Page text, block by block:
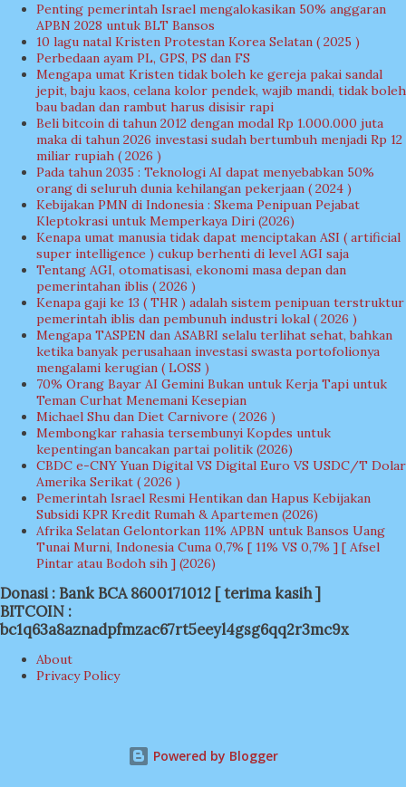
Penting pemerintah Israel mengalokasikan 50% anggaran
APBN 2028 untuk BLT Bansos
10 lagu natal Kristen Protestan Korea Selatan ( 2025 )
Perbedaan ayam PL, GPS, PS dan FS
Mengapa umat Kristen tidak boleh ke gereja pakai sandal
jepit, baju kaos, celana kolor pendek, wajib mandi, tidak boleh
bau badan dan rambut harus disisir rapi
Beli bitcoin di tahun 2012 dengan modal Rp 1.000.000 juta
maka di tahun 2026 investasi sudah bertumbuh menjadi Rp 12
miliar rupiah ( 2026 )
Pada tahun 2035 : Teknologi AI dapat menyebabkan 50%
orang di seluruh dunia kehilangan pekerjaan ( 2024 )
Kebijakan PMN di Indonesia : Skema Penipuan Pejabat
Kleptokrasi untuk Memperkaya Diri (2026)
Kenapa umat manusia tidak dapat menciptakan ASI ( artificial
super intelligence ) cukup berhenti di level AGI saja
Tentang AGI, otomatisasi, ekonomi masa depan dan
pemerintahan iblis ( 2026 )
Kenapa gaji ke 13 ( THR ) adalah sistem penipuan terstruktur
pemerintah iblis dan pembunuh industri lokal ( 2026 )
Mengapa TASPEN dan ASABRI selalu terlihat sehat, bahkan
ketika banyak perusahaan investasi swasta portofolionya
mengalami kerugian ( LOSS )
70% Orang Bayar AI Gemini Bukan untuk Kerja Tapi untuk
Teman Curhat Menemani Kesepian
Michael Shu dan Diet Carnivore ( 2026 )
Membongkar rahasia tersembunyi Kopdes untuk
kepentingan bancakan partai politik (2026)
CBDC e-CNY Yuan Digital VS Digital Euro VS USDC/T Dolar
Amerika Serikat ( 2026 )
Pemerintah Israel Resmi Hentikan dan Hapus Kebijakan
Subsidi KPR Kredit Rumah & Apartemen (2026)
Afrika Selatan Gelontorkan 11% APBN untuk Bansos Uang
Tunai Murni, Indonesia Cuma 0,7% [ 11% VS 0,7% ] [ Afsel
Pintar atau Bodoh sih ] (2026)
Donasi : Bank BCA 8600171012 [ terima kasih ]
BITCOIN :
bc1q63a8aznadpfmzac67rt5eeyl4gsg6qq2r3mc9x
About
Privacy Policy
Powered by Blogger